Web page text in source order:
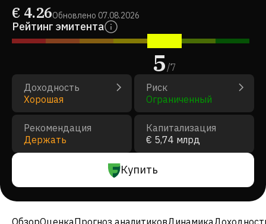
€ 4.26Обновлено 07.08.2026
Рейтинг эмитента
5/7
Доходность
Хорошая
Риск
Ограниченный
Рекомендация
Держать
Капитализация
€ 5,74 млрд
Купить
ОбзорОценкаПрогноз аналитиковДинамика